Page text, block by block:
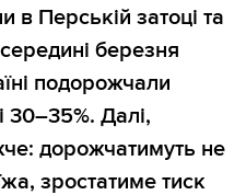
в Перській затоці та
березня
подорожчали
30–35%. Далі,
дорожчатимуть не
зростатиме тиск